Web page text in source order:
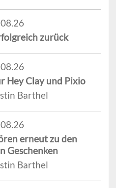
zurück
Hey Clay und Pixio
Barthel
erneut zu den
Geschenken
Barthel